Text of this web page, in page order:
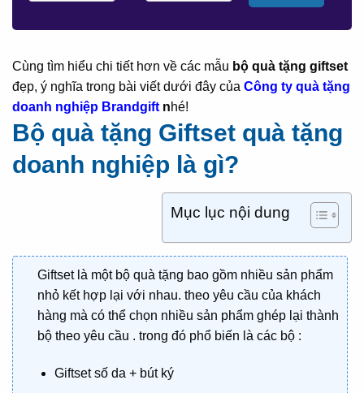
Cùng tìm hiểu chi tiết hơn về các mẫu bộ quà tặng giftset
đẹp, ý nghĩa trong bài viết dưới đây của Công ty quà tặng
doanh nghiệp Brandgift nhé!
Bộ quà tặng Giftset quà tặng
doanh nghiệp là gì?
Mục lục nội dung
Giftset là một bộ quà tặng bao gồm nhiều sản phẩm
nhỏ kết hợp lại với nhau. theo yêu cầu của khách
hàng mà có thể chọn nhiều sản phẩm ghép lại thành
bộ theo yêu cầu . trong đó phổ biến là các bộ :
Giftset số da + bút ký